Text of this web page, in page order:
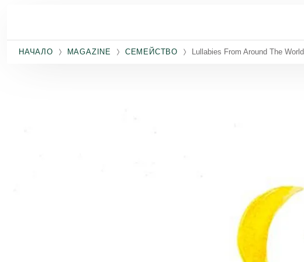
НАЧАЛО MAGAZINE СЕМЕЙСТВО Lullabies From Around The World